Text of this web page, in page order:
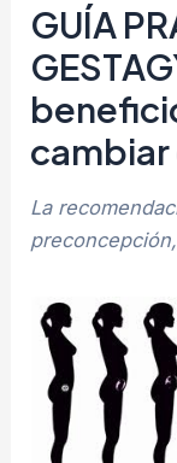
GUÍA
cambiar
La